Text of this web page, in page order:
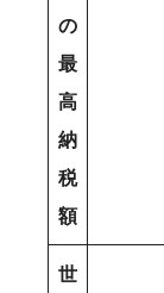
の
最
高
納
税
額
世